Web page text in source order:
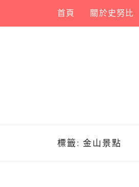
content
首頁 關於史努比
標籤: 金山景點